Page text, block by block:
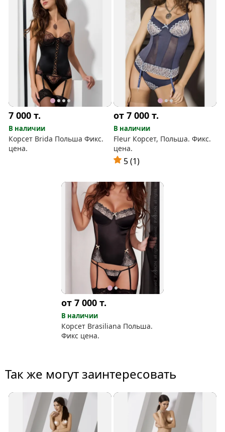
7 000т.
В наличии
Корсет Brida Польша Фикс.
цена.
от 7 000т.
В наличии
Fleur Корсет, Польша. Фикс.
цена.
5 (1)
от 7 000 т.
В наличии
Корсет Brasiliana Польша.
Фикс цена.
Так же могут заинтересовать